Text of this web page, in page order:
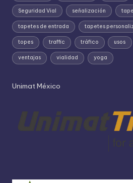
Seguridad Vial señalización
tapetes de entrada tapetes
topes traffic tráfico usos
ventajas vialidad yoga
Unimat México